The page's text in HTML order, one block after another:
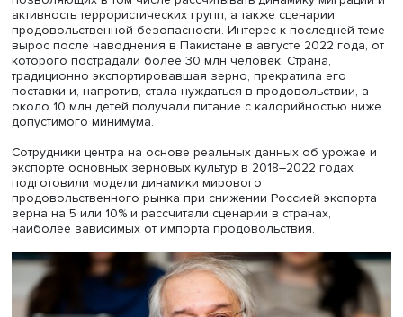
Ключевыми задачами деятельности центра докладчик
разработку сетевых моделей, паттерн-анализ,
анализ данных, решение многокритериальных задач,
моделирование в условиях глубокой
оптимизационные задачи, снижение размерности
ускорения их изучения, анализ временных рядов.
Сетевой анализ используется для создания моделей,
позволяющих в том числе рассчитывать динамику
активность террористических групп, а также сценарии
продовольственной безопасности. Интерес к
вырос после наводнения в Пакистане в августе 2022
которого пострадали более 30 млн человек. Страна,
традиционно экспортировавшая зерно, прекратила его
поставки и, напротив, стала нуждаться в
около 10 млн детей получали питание с
допустимого минимума.